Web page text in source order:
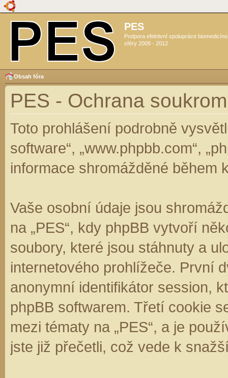
PES
Podpora efektivní spolupráce
sféry 2009 - 2012
Obsah fóra
PES - Ochrana
Toto prohlášení podrobně
software“, „www.phpbb.com“,
informace shromážděné během
Vaše osobní údaje jsou
na „PES“, kdy phpBB vytvoří
soubory, které jsou stáhnuty a
internetového prohlížeče. První
anonymní identifikátor session,
phpBB softwarem. Třetí cookie
mezi tématy na „PES“, a je
jste již přečetli, což vede k